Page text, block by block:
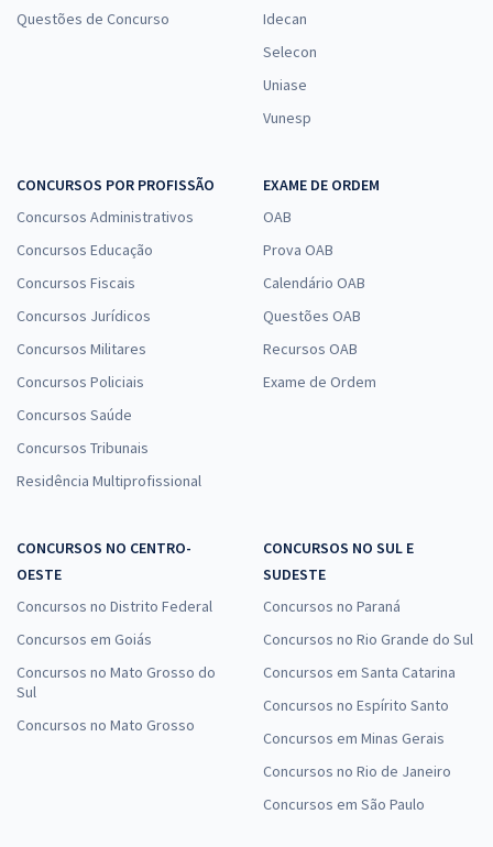
Questões de Concurso
Idecan
Selecon
Uniase
Vunesp
CONCURSOS POR PROFISSÃO
Concursos Administrativos
Concursos Educação
Concursos Fiscais
Concursos Jurídicos
Concursos Militares
Concursos Policiais
Concursos Saúde
Concursos Tribunais
Residência Multiprofissional
EXAME DE ORDEM
OAB
Prova OAB
Calendário OAB
Questões OAB
Recursos OAB
Exame de Ordem
CONCURSOS NO CENTRO-
OESTE
Concursos no Distrito Federal
Concursos em Goiás
Concursos no Mato Grosso do
Sul
Concursos no Mato Grosso
CONCURSOS NO SUL E
SUDESTE
Concursos no Paraná
Concursos no Rio Grande do Sul
Concursos em Santa Catarina
Concursos no Espírito Santo
Concursos em Minas Gerais
Concursos no Rio de Janeiro
Concursos em São Paulo